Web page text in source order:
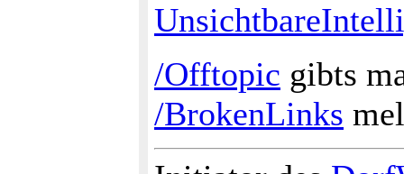
/Offtopic gibts
/BrokenLinks